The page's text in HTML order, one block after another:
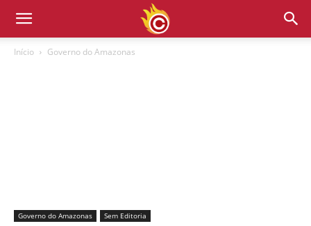
Início Governo do Amazonas
Governo do Amazonas Sem Editoria